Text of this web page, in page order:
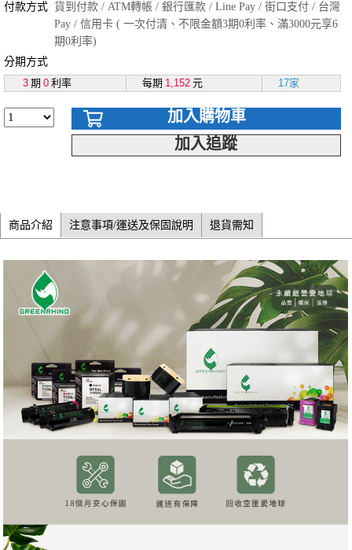
付款方式 貨到付款 / ATM轉帳 / 銀行匯款 / Line Pay / 街口支付 / 台灣
Pay / 信用卡 ( 一次付清、不限金額3期0利率、滿3000元享6
期0利率)
分期方式
3 期 0 利率 每期 1,152 元 17家
加入購物車
加入追蹤
商品介紹 注意事項/運送及保固說明 退貨需知